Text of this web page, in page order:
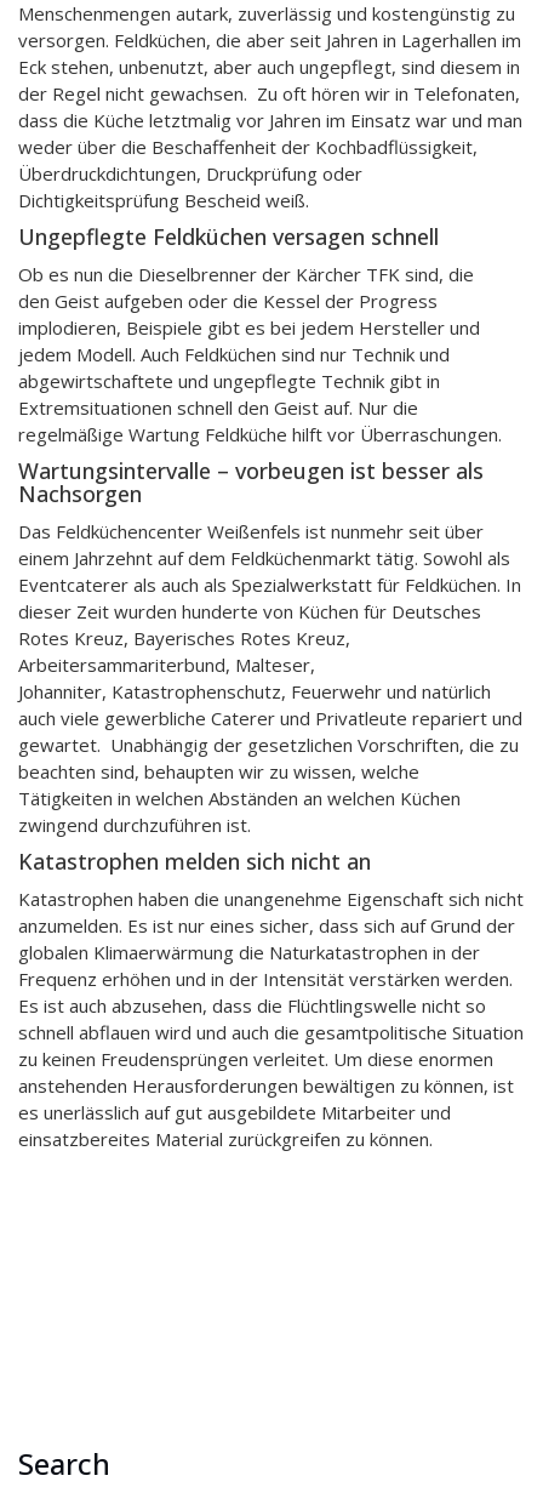
Menschenmengen autark, zuverlässig und kostengünstig zu
versorgen. Feldküchen, die aber seit Jahren in Lagerhallen im
Eck stehen, unbenutzt, aber auch ungepflegt, sind diesem in
der Regel nicht gewachsen. Zu oft hören wir in Telefonaten,
dass die Küche letztmalig vor Jahren im Einsatz war und man
weder über die Beschaffenheit der Kochbadflüssigkeit,
Überdruckdichtungen, Druckprüfung oder
Dichtigkeitsprüfung Bescheid weiß.
Ungepflegte Feldküchen versagen schnell
Ob es nun die Dieselbrenner der Kärcher TFK sind, die
den Geist aufgeben oder die Kessel der Progress
implodieren, Beispiele gibt es bei jedem Hersteller und
jedem Modell. Auch Feldküchen sind nur Technik und
abgewirtschaftete und ungepflegte Technik gibt in
Extremsituationen schnell den Geist auf. Nur die
regelmäßige Wartung Feldküche hilft vor Überraschungen.
Wartungsintervalle – vorbeugen ist besser als
Nachsorgen
Das Feldküchencenter Weißenfels ist nunmehr seit über
einem Jahrzehnt auf dem Feldküchenmarkt tätig. Sowohl als
Eventcaterer als auch als Spezialwerkstatt für Feldküchen. In
dieser Zeit wurden hunderte von Küchen für Deutsches
Rotes Kreuz, Bayerisches Rotes Kreuz,
Arbeitersammariterbund, Malteser,
Johanniter, Katastrophenschutz, Feuerwehr und natürlich
auch viele gewerbliche Caterer und Privatleute repariert und
gewartet. Unabhängig der gesetzlichen Vorschriften, die zu
beachten sind, behaupten wir zu wissen, welche
Tätigkeiten in welchen Abständen an welchen Küchen
zwingend durchzuführen ist.
Katastrophen melden sich nicht an
Katastrophen haben die unangenehme Eigenschaft sich nicht
anzumelden. Es ist nur eines sicher, dass sich auf Grund der
globalen Klimaerwärmung die Naturkatastrophen in der
Frequenz erhöhen und in der Intensität verstärken werden.
Es ist auch abzusehen, dass die Flüchtlingswelle nicht so
schnell abflauen wird und auch die gesamtpolitische Situation
zu keinen Freudensprüngen verleitet. Um diese enormen
anstehenden Herausforderungen bewältigen zu können, ist
es unerlässlich auf gut ausgebildete Mitarbeiter und
einsatzbereites Material zurückgreifen zu können.
Search